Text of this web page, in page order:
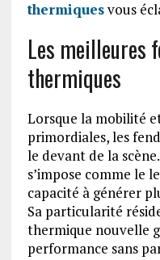
thermiquesvous
Les meilleures
thermiques
Lorsque la mobilité
primordiales, les
le devant de la
s’impose comme le
capacité à générer
Sa particularité
thermique nouvelle
performance sans